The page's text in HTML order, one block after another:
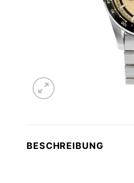
BESCHREIBUNG